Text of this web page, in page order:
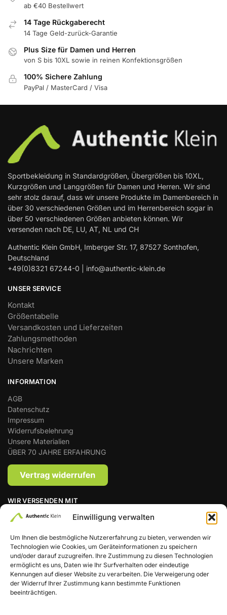
Einwilligung verwalten
Um Ihnen die bestmögliche Nutzererfahrung zu bieten, verwenden wir
Technologien wie Cookies, um Geräteinformationen zu speichern
und/oder darauf zuzugreifen. Ihre Zustimmung zu diesen Technologien
ermöglicht es uns, Daten wie Ihr Surfverhalten oder eindeutige
Kennungen auf dieser Website zu verarbeiten. Die Verweigerung oder
der Widerruf Ihrer Zustimmung kann bestimmte Funktionen
beeinträchtigen.
ab €40 Bestellwert
14 Tage Rückgaberecht
14 Tage Geld-zurück-Garantie
Plus Size für Damen und Herren
von S bis 10XL sowie in reinen Konfektionsgrößen
100% Sichere Zahlung
PayPal / MasterCard / Visa
Sportbekleidung in Standardgrößen, Übergrößen bis 10XL,
Kurzgrößen und Langgrößen für Damen und Herren. Wir sind
sehr stolz darauf, dass wir unsere Produkte im Damenbereich in
über 30 verschiedenen Größen und im Herrenbereich sogar in
über 50 verschiedenen Größen anbieten können. Wir
versenden nach DE, LU, AT, NL und CH
Authentic Klein GmbH, Imberger Str. 17, 87527 Sonthofen,
Deutschland
+49(0)8321 67244-0 | info@authentic-klein.de
UNSER SERVICE
Kontakt
Größentabelle
Versandkosten und Lieferzeiten
Zahlungsmethoden
Nachrichten
Unsere Marken
INFORMATION
AGB
Datenschutz
Impressum
Widerrufsbelehrung
Unsere Materialien
ÜBER 70 JAHRE ERFAHRUNG
WIR VERSENDEN MIT
Zahlungsmethoden